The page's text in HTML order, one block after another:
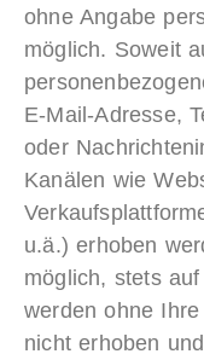
ohne Angabe
möglich. Soweit
E-Mail-Adresse,
oder
Kanälen wie
u.ä.) erhoben
möglich, stets
werden ohne
nicht erhoben